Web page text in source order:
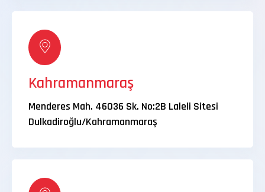
Kahramanmaraş
Menderes Mah. 46036 Sk. No:2B Laleli Sitesi
Dulkadiroğlu/Kahramanmaraş